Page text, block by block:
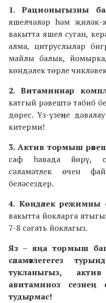
1. Рационыгызны
яшелчәләр һәм
вакытта яшел суган,
алма, цитруслылар
майлы балык,
көндәлектөрле
2. Витаминнар
катгый рәвештә табиб
дөрес. Үз-үзеңне
китерми!
3. Актив тормыш
саф һавада йөрү,
сәламәтлек өчен
беләсездер.
4. Көндәлек режимны
вакытта йокларга
7-8 сәгать йоклагыз.
Яз – яңа тормыш
сәламәтлегегез
тукланыгыз,
авитаминоз
тудырмас!